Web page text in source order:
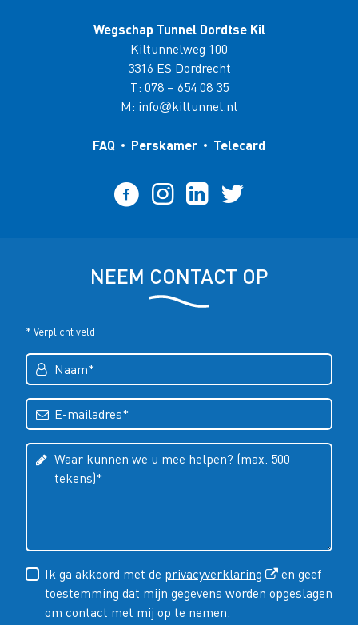
Wegschap Tunnel Dordtse Kil
Kiltunnelweg 100
3316 ES Dordrecht
T: 078 – 654 08 35
M: info@kiltunnel.nl
FAQ Perskamer Telecard
NEEM CONTACT OP
* Verplicht veld
Ik ga akkoord met de privacyverklaring
en geef
toestemming dat mijn gegevens worden opgeslagen
om contact met mij op te nemen.